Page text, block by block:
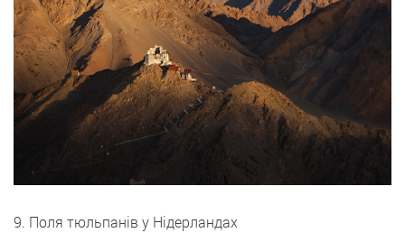
9. Поля тюльпанів у Нідерландах